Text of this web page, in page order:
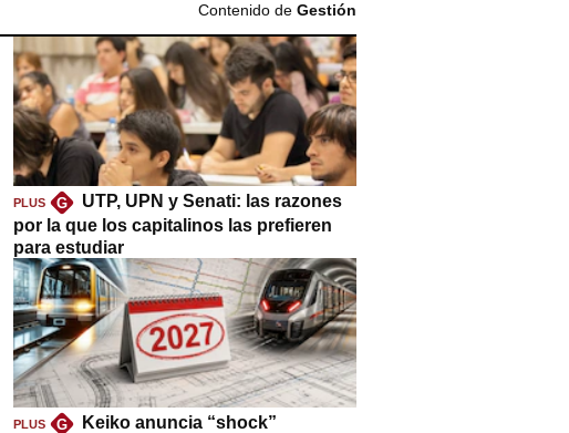
Contenido de Gestión
PLUS G
UTP, UPN y Senati: las razones
por la que los capitalinos las prefieren
para estudiar
PLUS G Keiko anuncia “shock”